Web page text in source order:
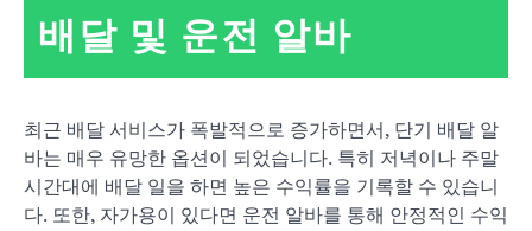
배달 및 운전 알바
최근 배달 서비스가 폭발적으로 증가하면서, 단기 배달 알
바는 매우 유망한 옵션이 되었습니다. 특히 저녁이나 주말
시간대에 배달 일을 하면 높은 수익률을 기록할 수 있습니
다. 또한, 자가용이 있다면 운전 알바를 통해 안정적인 수익